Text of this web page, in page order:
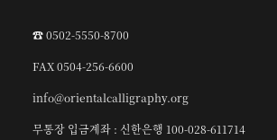
☎︎ 0502-5550-8700
FAX 0504-256-6600
info@orientalcalligraphy.org
무통장 입금계좌 : 신한은행 100-028-611714